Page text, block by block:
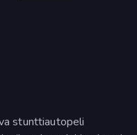
stunttiautopeli